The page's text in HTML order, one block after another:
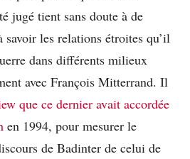
jugé tient sans doute à de
savoir les relations étroites qu’il
dans différents milieux
avec François Mitterrand. Il
que ce dernier avait accordée
en 1994, pour mesurer le
de Badinter de celui de